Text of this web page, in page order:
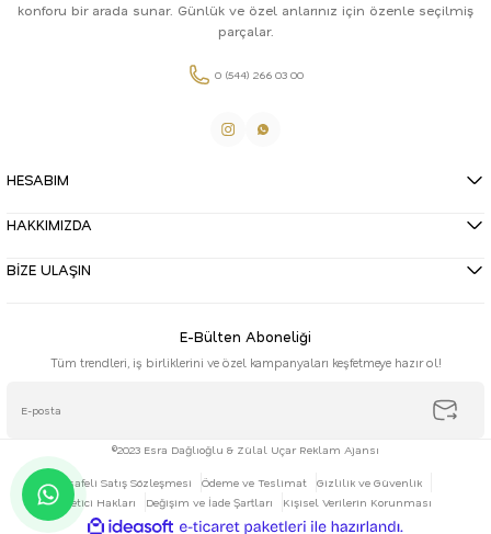
konforu bir arada sunar. Günlük ve özel anlarınız için özenle seçilmiş
parçalar.
0 (544) 266 03 00
HESABIM
HAKKIMIZDA
BİZE ULAŞIN
E-Bülten Aboneliği
Tüm trendleri, iş birliklerini ve özel kampanyaları keşfetmeye hazır ol!
©2023 Esra Dağlıoğlu & Zülal Uçar Reklam Ajansı
Mesafeli Satış Sözleşmesi Ödeme ve Teslimat
Gizlilik ve Güvenlik
Tüketici Hakları
Değişim ve İade Şartları Kişisel Verilerin Korunması
ideasoft e-